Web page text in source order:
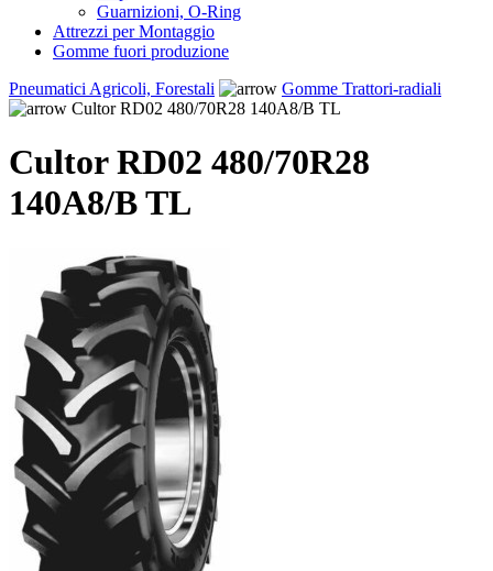
Guarnizioni, O-Ring
Attrezzi per Montaggio
Gomme fuori produzione
Pneumatici Agricoli, Forestali
Gomme Trattori-radiali
Cultor RD02 480/70R28 140A8/B TL
Cultor RD02 480/70R28
140A8/B TL